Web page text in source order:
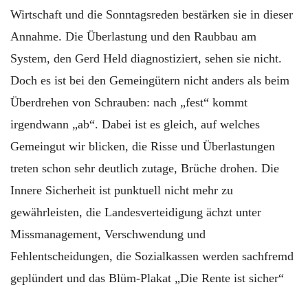
Wirtschaft und die Sonntagsreden bestärken sie in dieser
Annahme. Die Überlastung und den Raubbau am
System, den Gerd Held diagnostiziert, sehen sie nicht.
Doch es ist bei den Gemeingütern nicht anders als beim
Überdrehen von Schrauben: nach „fest“ kommt
irgendwann „ab“. Dabei ist es gleich, auf welches
Gemeingut wir blicken, die Risse und Überlastungen
treten schon sehr deutlich zutage, Brüche drohen. Die
Innere Sicherheit ist punktuell nicht mehr zu
gewährleisten, die Landesverteidigung ächzt unter
Missmanagement, Verschwendung und
Fehlentscheidungen, die Sozialkassen werden sachfremd
geplündert und das Blüm-Plakat „Die Rente ist sicher“